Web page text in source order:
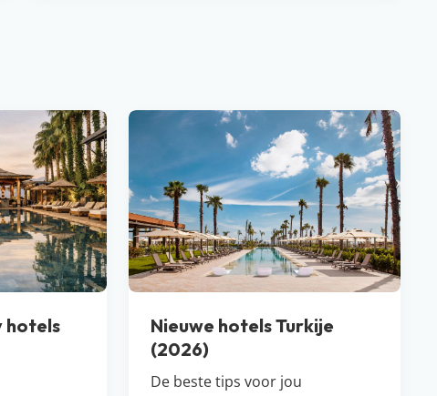
hotels
Nieuwe hotels Turkije
(2026)
De beste tips voor jou